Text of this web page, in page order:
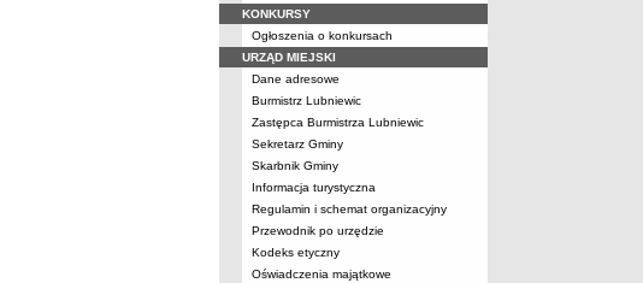
KONKURSY
Ogłoszenia o konkursach
URZĄD MIEJSKI
Dane adresowe
Burmistrz Lubniewic
Zastępca Burmistrza Lubniewic
Sekretarz Gminy
Skarbnik Gminy
Informacja turystyczna
Regulamin i schemat organizacyjny
Przewodnik po urzędzie
Kodeks etyczny
Oświadczenia majątkowe